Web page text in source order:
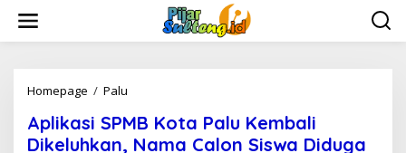
w
Homepage / Palu
l
Aplikasi SPMB Kota Palu Kembali
Dikeluhkan, Nama Calon Siswa Diduga